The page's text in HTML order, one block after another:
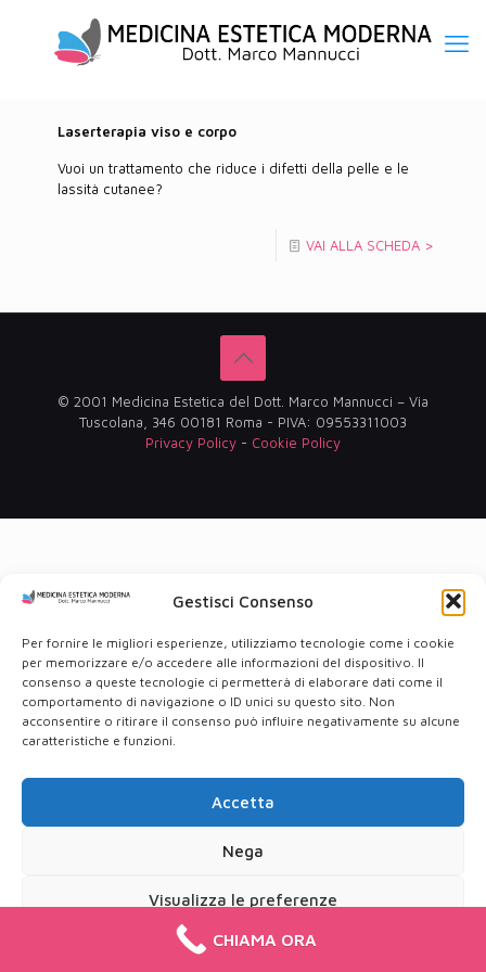
Gestisci Consenso
Per fornire le migliori esperienze, utilizziamo tecnologie come i cookie
per memorizzare e/o accedere alle informazioni del dispositivo. Il
consenso a queste tecnologie ci permetterà di elaborare dati come il
comportamento di navigazione o ID unici su questo sito. Non
acconsentire o ritirare il consenso può influire negativamente su alcune
caratteristiche e funzioni.
Accetta
Nega
Visualizza le preferenze
Cookie PolicyPrivacy Policy
Laserterapia viso e corpo
Vuoi un trattamento che riduce i difetti della pelle e le
lassità cutanee?
VAI ALLA SCHEDA >
© 2001 Medicina Estetica del Dott. Marco Mannucci – Via
Tuscolana, 346 00181 Roma - PIVA: 09553311003
Privacy Policy - Cookie Policy
CHIAMA ORA